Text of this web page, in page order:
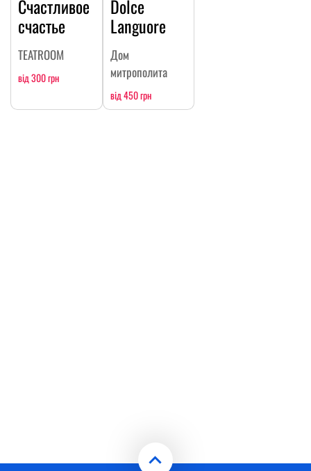
Счастливое
счастье
TEATROOM
від 300 грн
Dolce
Languore
Дом
митрополита
від 450 грн